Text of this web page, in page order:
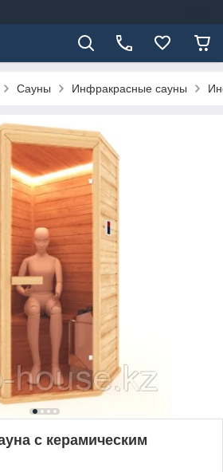
Сауны Инфракрасные сауны
с керамическим